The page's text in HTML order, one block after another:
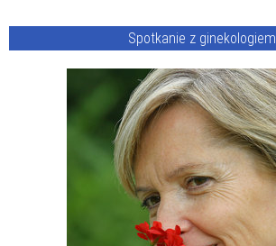
Spotkanie z ginekologiem